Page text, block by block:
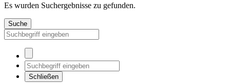
Es wurden Suchergebnisse zu gefunden.
Suche
Schließen